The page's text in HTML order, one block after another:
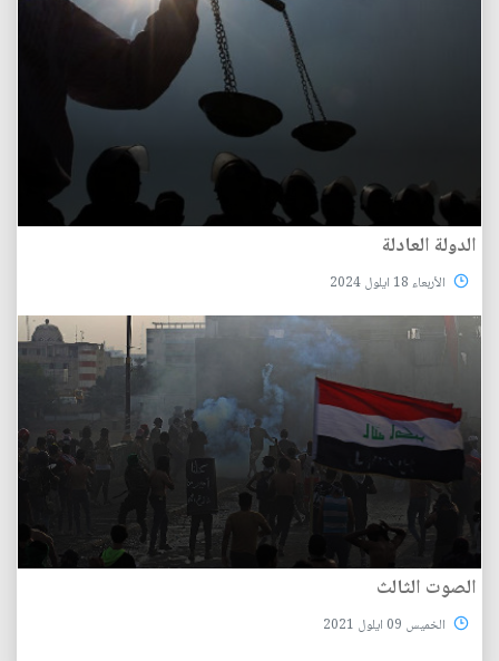
الدولة العادلة
الأربعاء 18 ايلول 2024
الصوت الثالث
الخميس 09 ايلول 2021